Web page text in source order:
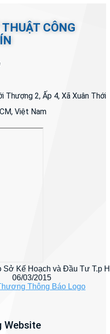
CÔNG
Thượng 2, Ấp 4, Xã Xuân Thới
Việt Nam
Sở Kế Hoạch và Đầu Tư T.p
06/03/2015
Website